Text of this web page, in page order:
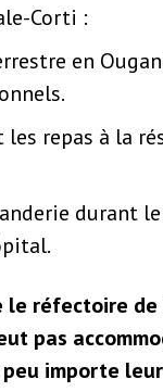
Corti :
en
repas à la
durant
le réfectoire de
pas
importe